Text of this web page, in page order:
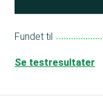
Fundet til
Se testresultater